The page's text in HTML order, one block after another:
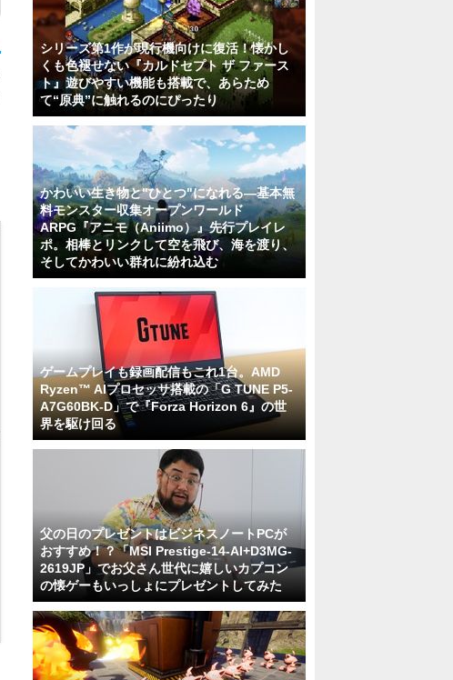
シリーズ第1作が現行機向けに復活！懐かし
くも色褪せない『カルドセプト ザ ファース
ト』遊びやすい機能も搭載で、あらため
て“原典”に触れるのにぴったり
かわいい生き物と"ひとつ"になれる―基本無
料モンスター収集オープンワールド
ARPG『アニモ（Aniimo）』先行プレイレ
ポ。相棒とリンクして空を飛び、海を渡り、
そしてかわいい群れに紛れ込む
ゲームプレイも録画配信もこれ1台。AMD
Ryzen™ AIプロセッサ搭載の「G TUNE P5-
A7G60BK-D」で『Forza Horizon 6』の世
界を駆け回る
父の日のプレゼントはビジネスノートPCが
おすすめ！？「MSI Prestige-14-AI+D3MG-
2619JP」でお父さん世代に嬉しいカプコン
の懐ゲーもいっしょにプレゼントしてみた